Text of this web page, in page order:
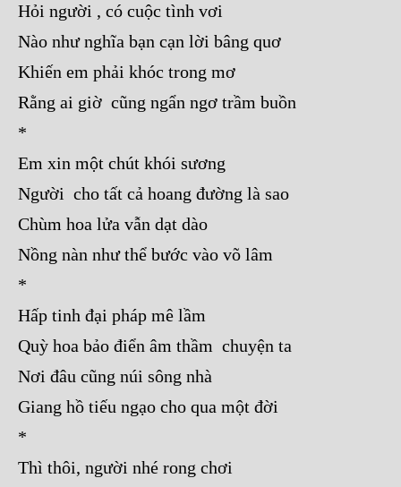
Hỏi người , có cuộc tình vơi
Nào như nghĩa bạn cạn lời bâng quơ
Khiến em phải khóc trong mơ
Rằng ai giờ cũng ngẩn ngơ trầm buồn
*
Em xin một chút khói sương
Người cho tất cả hoang đường là sao
Chùm hoa lửa vẫn dạt dào
Nồng nàn như thể bước vào võ lâm
*
Hấp tinh đại pháp mê lầm
Quỳ hoa bảo điển âm thầm chuyện ta
Nơi đâu cũng núi sông nhà
Giang hồ tiếu ngạo cho qua một đời
*
Thì thôi, người nhé rong chơi